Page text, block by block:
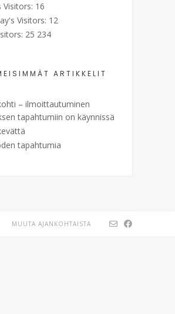
Visitors: 16
Visitors: 12
25 234
ARTIKKELIT
– ilmoittautuminen
tapahtumiin on käynnissä
tapahtumia
MUUTA AJANKOHTAISTA